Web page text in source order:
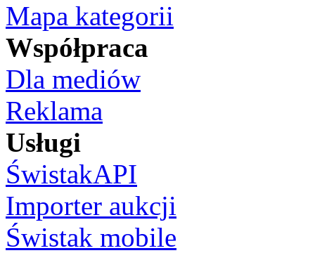
Mapa kategorii
Współpraca
Dla mediów
Reklama
Usługi
ŚwistakAPI
Importer aukcji
Świstak mobile